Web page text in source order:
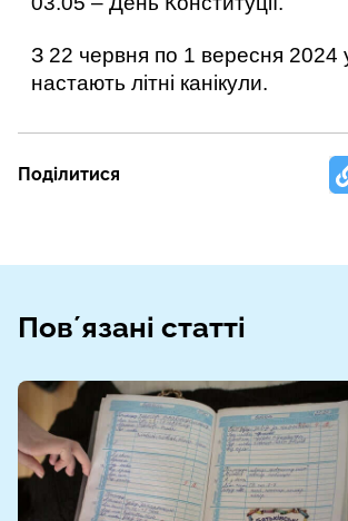
З 22 червня по 1 вересня 2024
настають літні канікули.
Поділитися
Повʼязані статті